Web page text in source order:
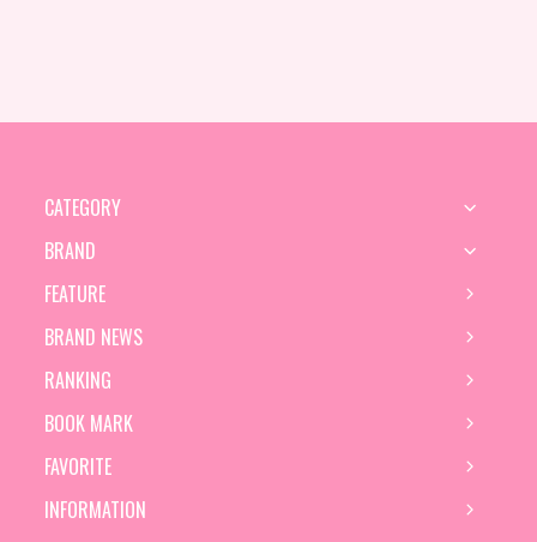
CATEGORY
BRAND
FEATURE
BRAND NEWS
RANKING
BOOK MARK
FAVORITE
INFORMATION